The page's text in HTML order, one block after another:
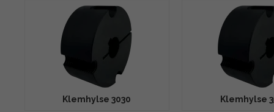
Klemhylse 3030 Klemhylse